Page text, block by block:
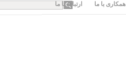
همکاری با ما ارتباط با ما